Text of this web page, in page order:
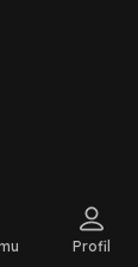
Profil